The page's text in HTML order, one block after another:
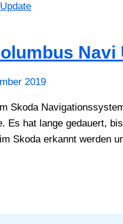
Navi
2019
Skoda
Es hat lange gedauert,
Skoda erkannt werden